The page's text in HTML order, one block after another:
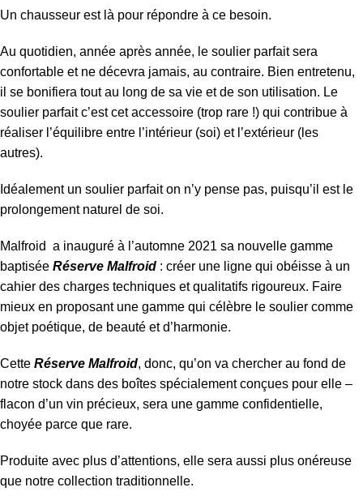
Un chausseur est là pour répondre à ce besoin.
Au quotidien, année après année, le soulier parfait sera
confortable et ne décevra jamais, au contraire. Bien entretenu,
il se bonifiera tout au long de sa vie et de son utilisation. Le
soulier parfait c’est cet accessoire (trop rare !) qui contribue à
réaliser l’équilibre entre l’intérieur (soi) et l’extérieur (les
autres).
Idéalement un soulier parfait on n’y pense pas, puisqu’il est le
prolongement naturel de soi.
Malfroid a inauguré à l’automne 2021 sa nouvelle gamme
baptisée Réserve Malfroid : créer une ligne qui obéisse à un
cahier des charges techniques et qualitatifs rigoureux. Faire
mieux en proposant une gamme qui célèbre le soulier comme
objet poétique, de beauté et d’harmonie.
Cette Réserve Malfroid, donc, qu’on va chercher au fond de
notre stock dans des boîtes spécialement conçues pour elle –
flacon d’un vin précieux, sera une gamme confidentielle,
choyée parce que rare.
Produite avec plus d’attentions, elle sera aussi plus onéreuse
que notre collection traditionnelle.